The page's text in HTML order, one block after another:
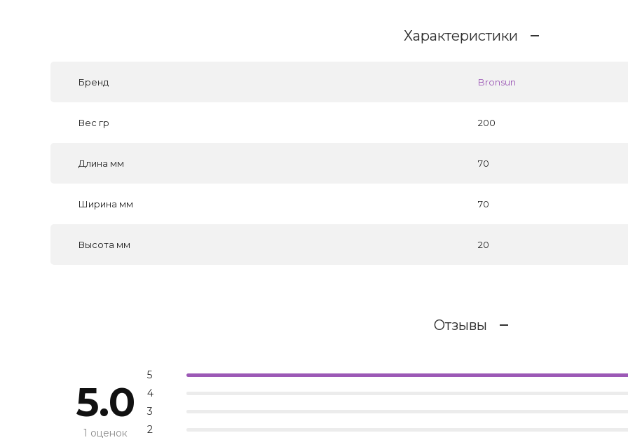
Характеристики
Бренд Bronsun
Вес гр 200
Длина мм 70
Ширина мм 70
Высота мм 20
Отзывы
5.0
1 оценок
5
4
3
2